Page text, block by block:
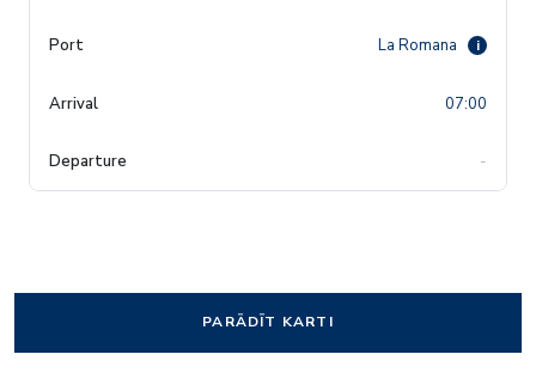
La Romana i
07:00
-
PARĀDĪT KARTI